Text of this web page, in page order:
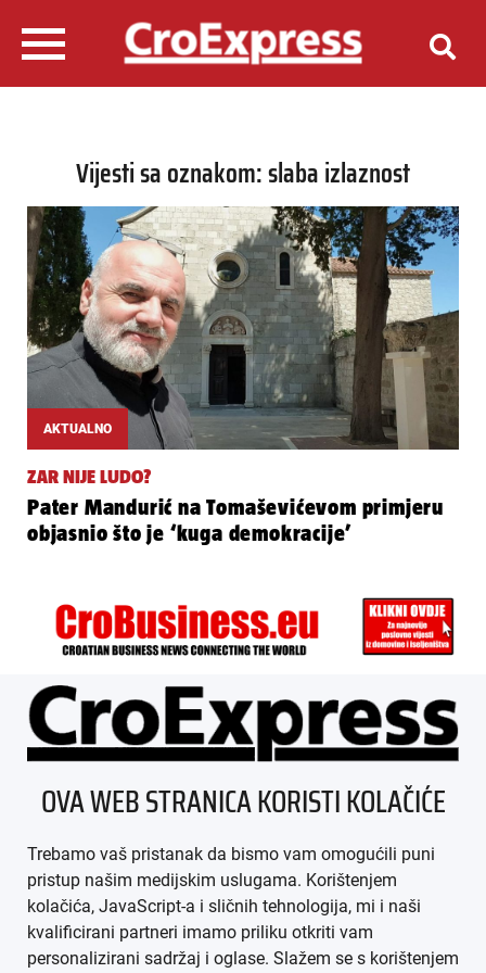
Vijesti sa oznakom: slaba izlaznost
AKTUALNO
ZAR NIJE LUDO?
Pater Mandurić na Tomaševićevom primjeru
objasnio što je ‘kuga demokracije’
ÜBER UNS
IMPRESSUM
AGB
DATENSCHUTZ
OVA WEB STRANICA KORISTI KOLAČIĆE
Trebamo vaš pristanak da bismo vam omogućili puni
pristup našim medijskim uslugama. Korištenjem
kolačića, JavaScript-a i sličnih tehnologija, mi i naši
kvalificirani partneri imamo priliku otkriti vam
personalizirani sadržaj i oglase. Slažem se s korištenjem